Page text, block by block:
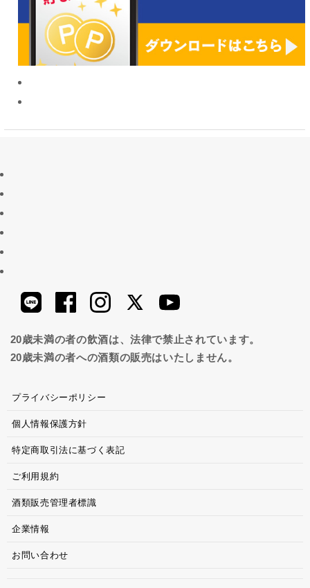
20歳未満の者の飲酒は、法律で禁止されています。
20歳未満の者への酒類の販売はいたしません。
プライバシーポリシー
個人情報保護方針
特定商取引法に基づく表記
ご利用規約
酒類販売管理者標識
企業情報
お問い合わせ